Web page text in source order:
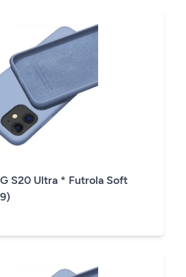
S20 Ultra * Futrola Soft